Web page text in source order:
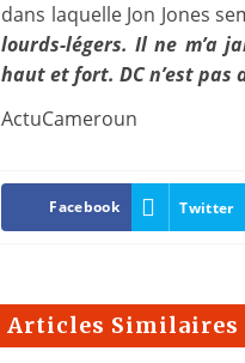
dans laquelle Jon Jones
lourds-légers. Il ne m’a
haut et fort. DC n’est pas
ActuCameroun
Facebook Twitter
Articles Similaires